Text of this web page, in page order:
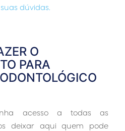
dúvidas.
O
PARA
acesso a todas as
deixar aqui quem pode